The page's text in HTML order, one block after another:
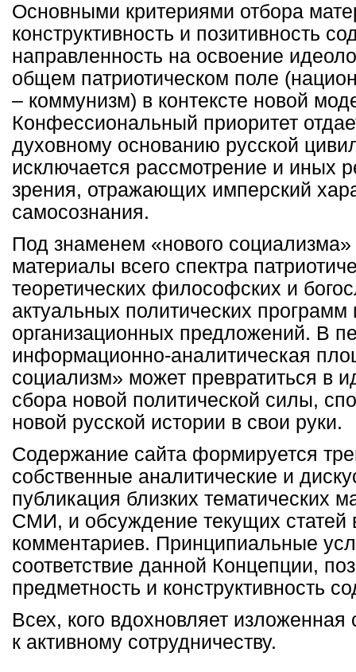
Основными критериями отбора
конструктивность и позитивность
направленность на освоение
общем патриотическом поле
– коммунизм) в контексте новой
Конфессиональный приоритет
духовному основанию русской
исключается рассмотрение и иных
зрения, отражающих имперский
самосознания.
Под знаменем «нового
материалы всего спектра
теоретических философских и
актуальных политических программ
организационных предложений. В
информационно-аналитическая
социализм» может превратиться в
сбора новой политической силы,
новой русской истории в свои руки.
Содержание сайта формируется
собственные аналитические и
публикация близких тематических
СМИ, и обсуждение текущих статей
комментариев. Принципиальные
соответствие данной Концепции,
предметность и конструктивность
Всех, кого вдохновляет изложенная
к активному сотрудничеству.